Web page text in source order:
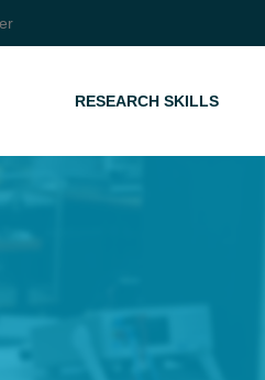
RESEARCH SKILLS